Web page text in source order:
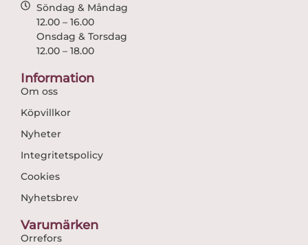
Söndag & Måndag
12.00 – 16.00
Onsdag & Torsdag
12.00 – 18.00
Information
Om oss
Köpvillkor
Nyheter
Integritetspolicy
Cookies
Nyhetsbrev
Varumärken
Orrefors